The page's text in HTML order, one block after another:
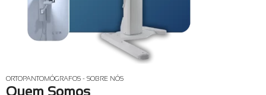
ORTOPANTOMÓGRAFOS - SOBRE NÓS
Quem Somos